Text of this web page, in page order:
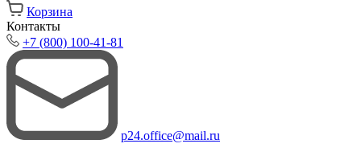
Корзина
Контакты
+7 (800) 100-41-81
p24.office@mail.ru